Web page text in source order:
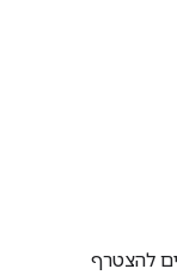
להצטרף